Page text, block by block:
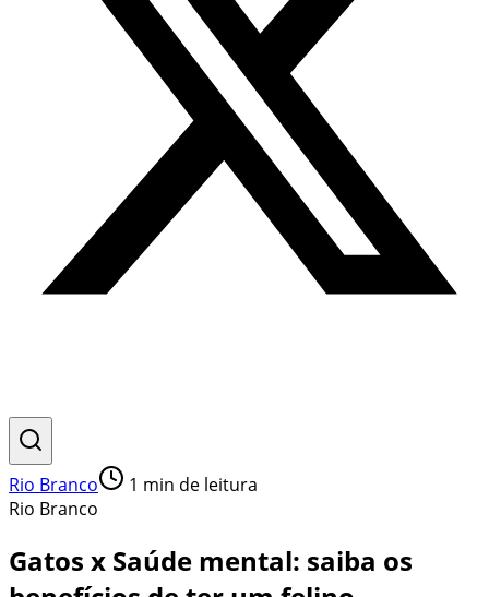
Rio Branco 1 min de leitura
Rio Branco
Gatos x Saúde mental: saiba os